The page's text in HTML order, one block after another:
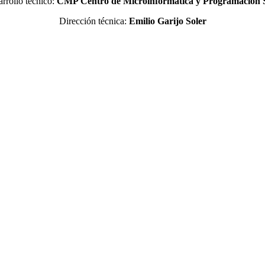
Dirección técnica: Emilio Garijo Soler